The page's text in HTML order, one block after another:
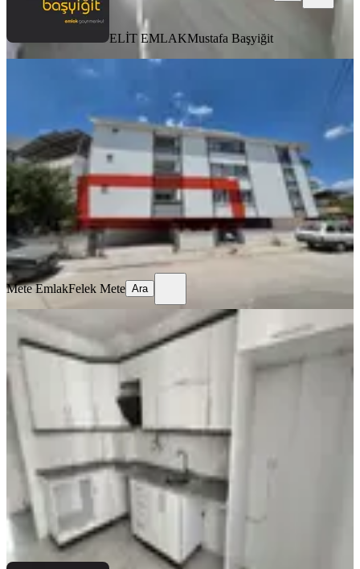
ELİT EMLAKMustafa Başyiğit
Güzergahında Daire 1+1
Akhisar, Efendi Mahallesi
1+1
50 m²·1. Kat·07.08.2026
15.000 ₺
Mete EmlakFelek Mete
Ara
Mete EmlakFelek Mete Ara
YENİ
Hürriyet Mahallesi'nde 3+1 Ferah
Kiralık Daire
Akhisar, Hürriyet Mahallesi
3+1·
23.000 ₺
Yaman Yatırım Gayrimenkul Özhan Akarsu
Ara